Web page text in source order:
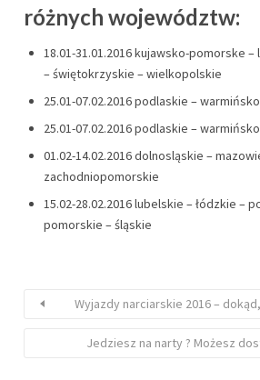
różnych województw:
18.01-31.01.2016 kujawsko-pomorske –
– świętokrzyskie – wielkopolskie
25.01-07.02.2016 podlaskie –
25.01-07.02.2016 podlaskie –
01.02-14.02.2016 dolnosląskie –
zachodniopomorskie
15.02-28.02.2016 lubelskie – łódzkie –
pomorskie – śląskie
Wyjazdy narciarskie 2016 –
Jedziesz na narty ? Możesz